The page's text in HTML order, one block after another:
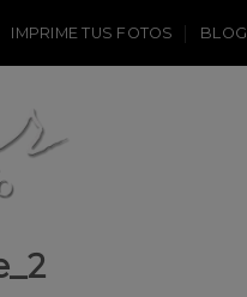
IMPRIME TUS FOTOS BLOG